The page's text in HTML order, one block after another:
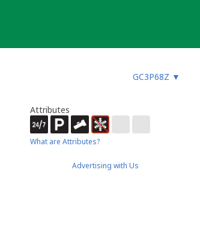
GC3P68Z ▼
Attributes
What are Attributes?
Advertising with Us